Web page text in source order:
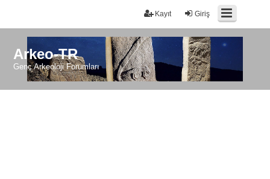
Giriş
Kayıt
Arkeo-TR
Genç Arkeoloji Forumları